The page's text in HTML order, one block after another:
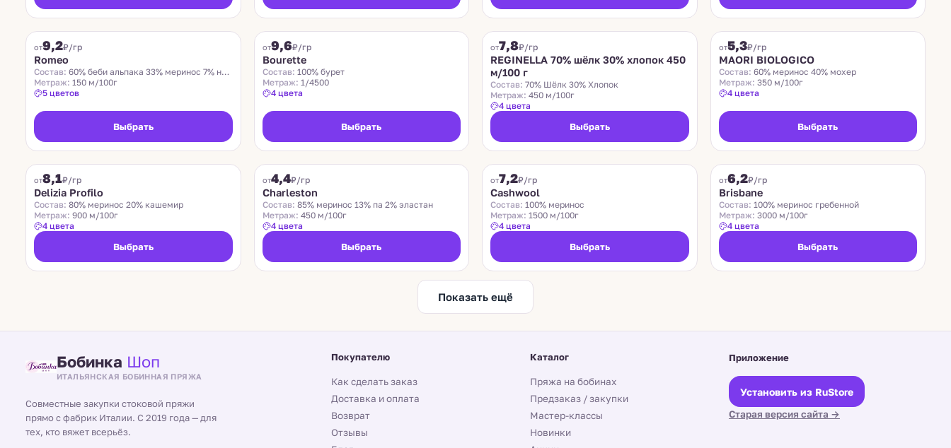
от9,2₽/гр
Romeo
Состав: 60% беби альпака 33% меринос 7% нейлон
Метраж: 150 м/100г
5 цветов
Выбрать
Хит
от9,6₽/гр
Bourette
Состав: 100% бурет
Метраж: 1/4500
4 цвета
Выбрать
от7,8₽/гр
REGINELLA 70% шёлк 30% хлопок 450
м/100 г
Состав: 70% Шёлк 30% Хлопок
Метраж: 450 м/100г
4 цвета
Выбрать
от5,3₽/гр
MAORI BIOLOGICO
Состав: 60% меринос 40% мохер
Метраж: 350 м/100г
4 цвета
Выбрать
от8,1₽/гр
Delizia Profilo
Состав: 80% меринос 20% кашемир
Метраж: 900 м/100г
4 цвета
Выбрать
от4,4₽/гр
Charleston
Состав: 85% меринос 13% па 2% эластан
Метраж: 450 м/100г
4 цвета
Выбрать
от7,2₽/гр
Cashwool
Состав: 100% меринос
Метраж: 1500 м/100г
4 цвета
Выбрать
от6,2₽/гр
Brisbane
Состав: 100% меринос гребенной
Метраж: 3000 м/100г
4 цвета
Выбрать
Показать ещё
Бобинка Шоп
ИТАЛЬЯНСКАЯ БОБИННАЯ ПРЯЖА
Совместные закупки стоковой пряжи
прямо с фабрик Италии. С 2019 года — для
тех, кто вяжет всерьёз.
Покупателю
Как сделать заказ
Доставка и оплата
Возврат
Отзывы
Каталог
Пряжа на бобинах
Предзаказ / закупки
Мастер-классы
Новинки
Приложение
Установить из RuStore
Старая версия сайта →